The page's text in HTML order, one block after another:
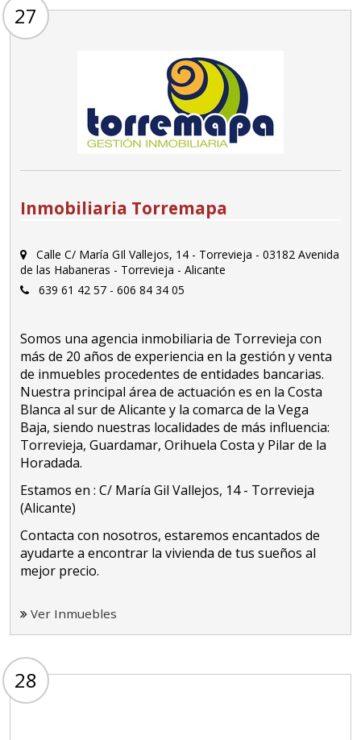
27
Inmobiliaria Torremapa
Calle C/ María GIl Vallejos, 14 - Torrevieja - 03182 Avenida
de las Habaneras - Torrevieja - Alicante
639 61 42 57 - 606 84 34 05
Somos una agencia inmobiliaria de Torrevieja con
más de 20 años de experiencia en la gestión y venta
de inmuebles procedentes de entidades bancarias.
Nuestra principal área de actuación es en la Costa
Blanca al sur de Alicante y la comarca de la Vega
Baja, siendo nuestras localidades de más influencia:
Torrevieja, Guardamar, Orihuela Costa y Pilar de la
Horadada.
Estamos en : C/ María Gil Vallejos, 14 - Torrevieja
(Alicante)
Contacta con nosotros, estaremos encantados de
ayudarte a encontrar la vivienda de tus sueños al
mejor precio.
Ver Inmuebles
28